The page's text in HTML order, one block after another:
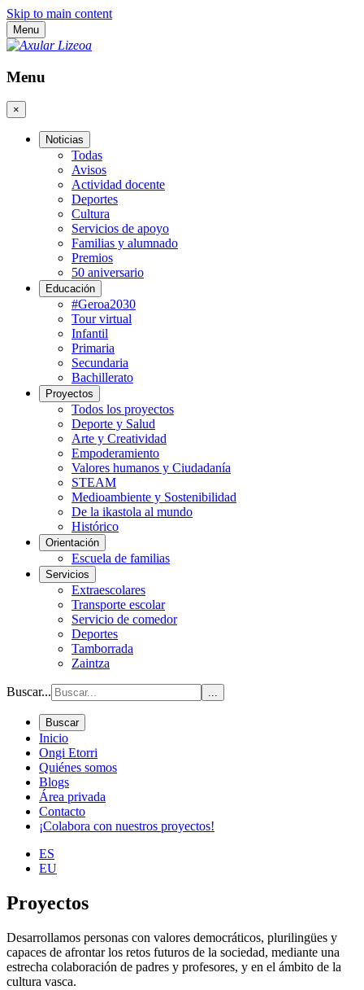
Skip to main content
Menu
Menu
×
Noticias
Todas
Avisos
Actividad docente
Deportes
Cultura
Servicios de apoyo
Familias y alumnado
Premios
50 aniversario
Educación
#Geroa2030
Tour virtual
Infantil
Primaria
Secundaria
Bachillerato
Proyectos
Todos los proyectos
Deporte y Salud
Arte y Creatividad
Empoderamiento
Valores humanos y Ciudadanía
STEAM
Medioambiente y Sostenibilidad
De la ikastola al mundo
Histórico
Orientación
Escuela de familias
Servicios
Extraescolares
Transporte escolar
Servicio de comedor
Deportes
Tamborrada
Zaintza
Buscar... ...
Buscar
Inicio
Ongi Etorri
Quiénes somos
Blogs
Área privada
Contacto
¡Colabora con nuestros proyectos!
ES
EU
Proyectos
Desarrollamos personas con valores democráticos, plurilingües y
capaces de afrontar los retos futuros de la sociedad, mediante una
estrecha colaboración de padres y profesores, y en el ámbito de la
cultura vasca.